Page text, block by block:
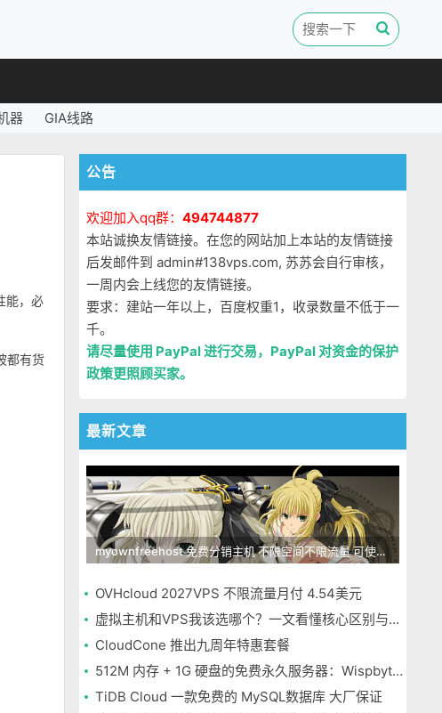
器 GIA线路
能，必
都有货
公告
欢迎加入qq群： 494744877
本站诚换友情链接。在您的网站加上本站的友情链接
后发邮件到 admin#138vps.com, 苏苏会自行审核，
一周内会上线您的友情链接。
要求：建站一年以上，百度权重1，收录数量不低于一
千。
请尽量使用 PayPal 进行交易，PayPal 对资金的保护
政策更照顾买家。
最新文章
myownfreehost 免费分销主机 不限空间不限流量 可使用免费域名申请
OVHcloud 2027VPS 不限流量月付 4.54美元
虚拟主机和VPS我该选哪个？一文看懂核心区别与选择指南
CloudCone 推出九周年特惠套餐
512M 内存 + 1G 硬盘的免费永久服务器：Wispbyte 上手
TiDB Cloud 一款免费的 MySQL数据库 大厂保证